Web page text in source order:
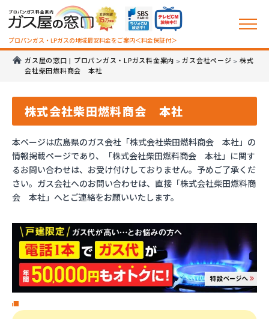
プロパンガス・LPガスの地域最安料金をご案内＜料金保証付＞
ガス屋の窓口 | プロパンガス・LPガス料金案内 >ガス会社ページ > 株式
会社柴田燃料商会 本社
株式会社柴田燃料商会 本社
本ページは広島県のガス会社「株式会社柴田燃料商会 本社」の
情報掲載ページであり、「株式会社柴田燃料商会 本社」に関す
るお問い合わせは、お受け付けしておりません。予めご了承くだ
さい。ガス会社へのお問い合わせは、直接「株式会社柴田燃料商
会 本社」へとご連絡をお願いいたします。